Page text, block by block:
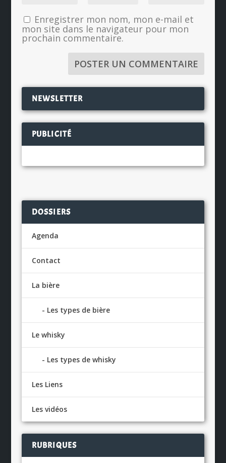
Enregistrer mon nom, mon e-mail et
mon site dans le navigateur pour mon
prochain commentaire.
NEWSLETTER
PUBLICITÉ
DOSSIERS
Agenda
Contact
La bière
Les types de bière
Le whisky
Les types de whisky
Les Liens
Les vidéos
RUBRIQUES